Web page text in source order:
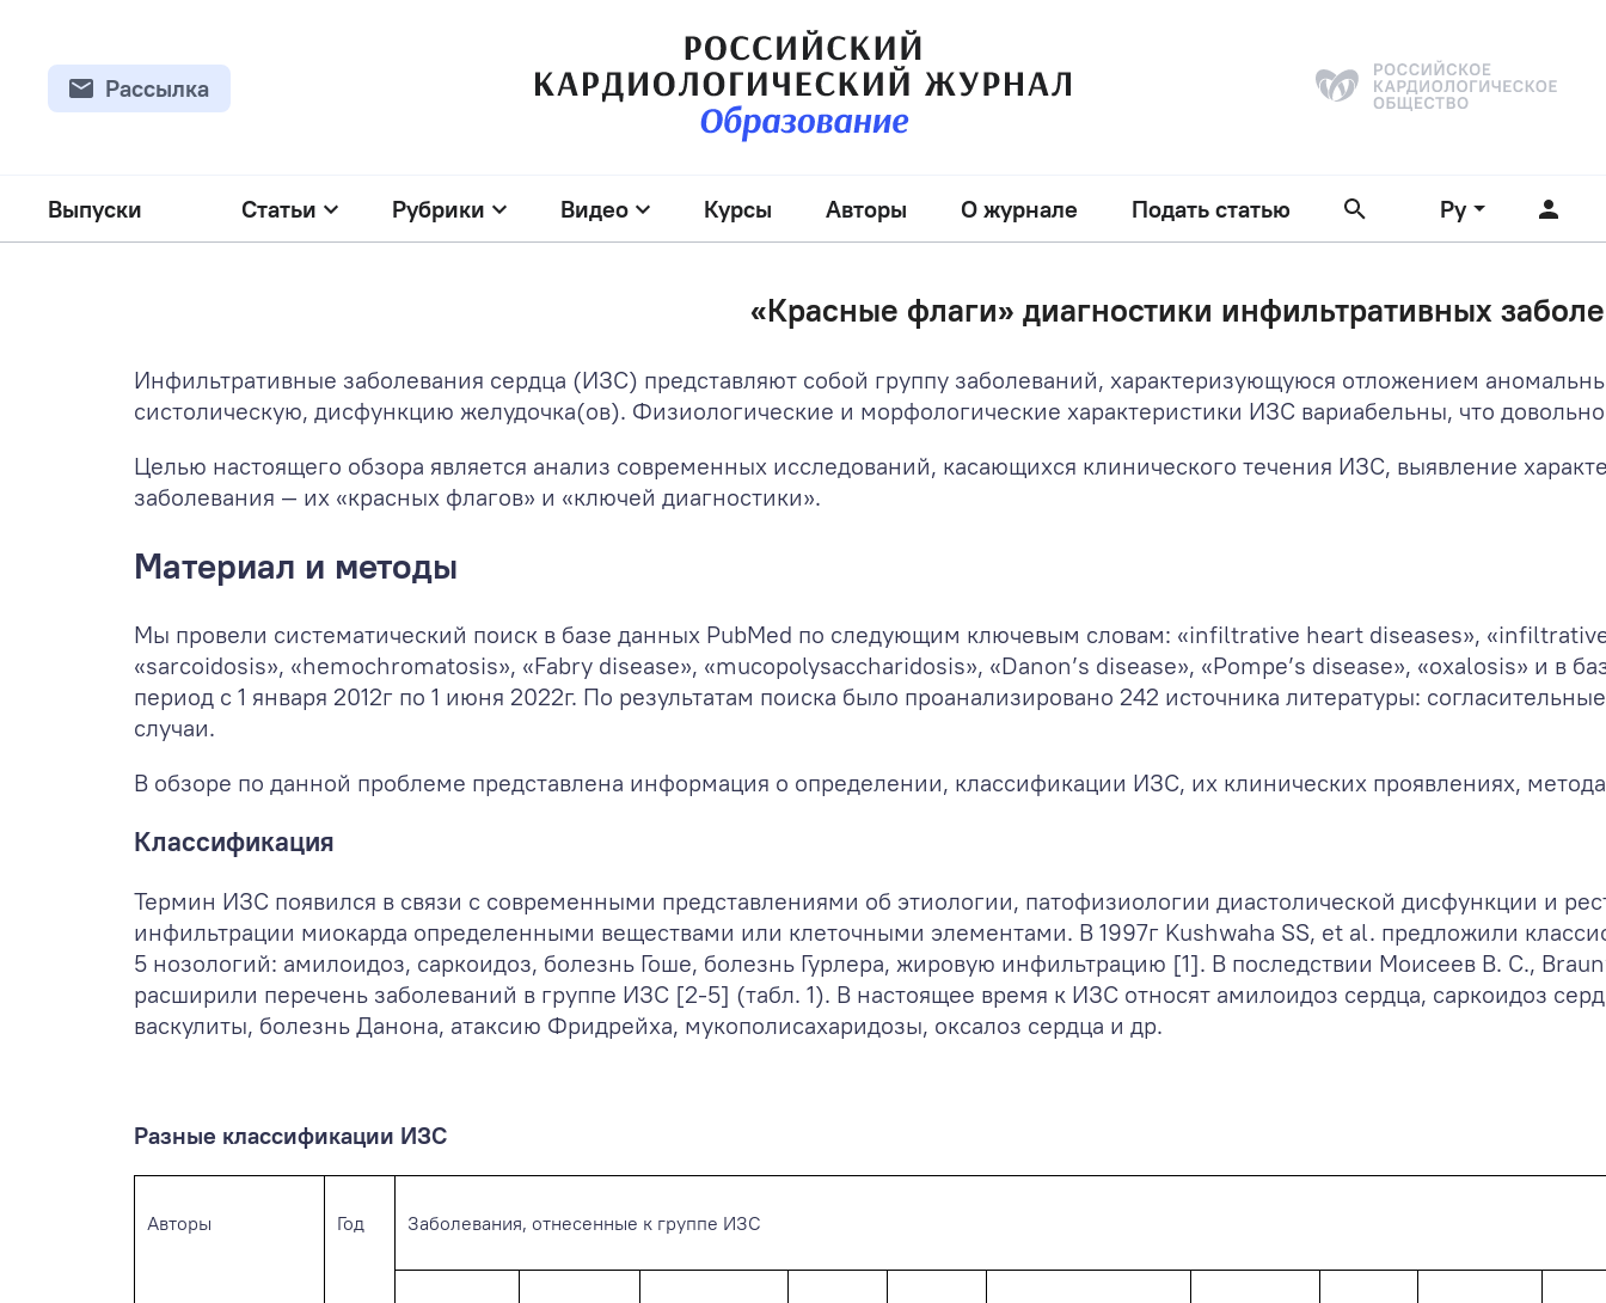
Рассылка
Выпуски Статьи Рубрики Видео Курсы Авторы О журнале Подать статью Ру
«Красные флаги» диагностики инфильтративных
Инфильтративные заболевания сердца (ИЗС) представляют собой группу заболеваний, характеризующуюся отложением
систолическую, дисфункцию желудочка(ов). Физиологические и морфологические характеристики ИЗС вариабельны, что
Целью настоящего обзора является анализ современных исследований, касающихся клинического течения ИЗС, выявление
заболевания — их «красных флагов» и «ключей диагностики».
Материал и методы
Мы провели систематический поиск в базе данных PubMed по следующим ключевым словам: «infiltrative heart diseases»,
«sarcoidosis», «hemochromatosis», «Fabry disease», «mucopolysaccharidosis», «Danon’s disease», «Pompe’s disease», «oxalosis» и в
период с 1 января 2012г по 1 июня 2022г. По результатам поиска было проанализировано 242 источника литературы:
случаи.
В обзоре по данной проблеме представлена информация о определении, классификации ИЗС, их клинических проявлениях,
Классификация
Термин ИЗС появился в связи с современными представлениями об этиологии, патофизиологии диастолической дисфункции и
инфильтрации миокарда определенными веществами или клеточными элементами. В 1997г Kushwaha SS, et al. предложили
5 нозологий: амилоидоз, саркоидоз, болезнь Гоше, болезнь Гурлера, жировую инфильтрацию [1]. В последствии Моисеев В. С.,
расширили перечень заболеваний в группе ИЗС [2-5] (табл. 1). В настоящее время к ИЗС относят амилоидоз сердца, саркоидоз
васкулиты, болезнь Данона, атаксию Фридрейха, мукополисахаридозы, оксалоз сердца и др.
Разные классификации ИЗС
Авторы Год Заболевания, отнесенные к группе ИЗС